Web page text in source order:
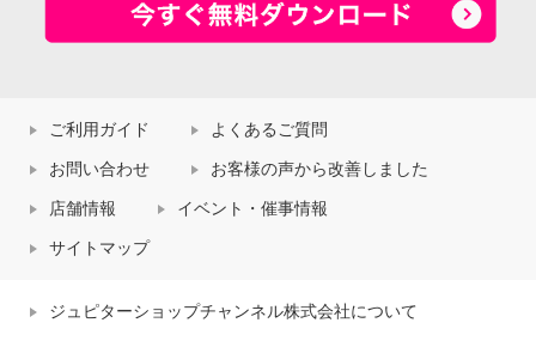
ご利用ガイド よくあるご質問
お問い合わせ お客様の声から改善しました
店舗情報 イベント・催事情報
サイトマップ
ジュピターショップチャンネル株式会社について